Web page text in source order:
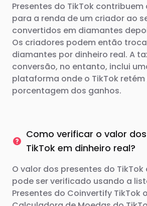
Presentes do TikTok
para a renda de um criador ao
convertidos em diamantes
Os criadores podem então
diamantes por dinheiro real. A
conversão, no entanto, inclui
plataforma onde o TikTok retém
porcentagem dos ganhos.
Como verificar o valor
TikTok em dinheiro real?
O valor dos presentes do TikTok
pode ser verificado usando a
Presentes do Coinvertify TikTok